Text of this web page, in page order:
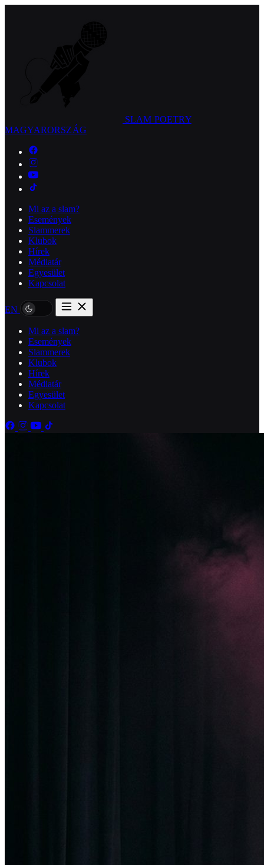
SLAM POETRY
MAGYARORSZÁG
Mi az a slam?
Események
Slammerek
Klubok
Hírek
Médiatár
Egyesület
Kapcsolat
EN
Mi az a slam?
Események
Slammerek
Klubok
Hírek
Médiatár
Egyesület
Kapcsolat